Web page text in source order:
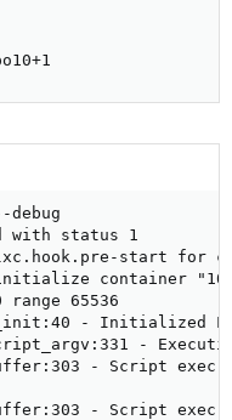
with status 1
start for
container
65536
- Initialized
-
- Script
- Script